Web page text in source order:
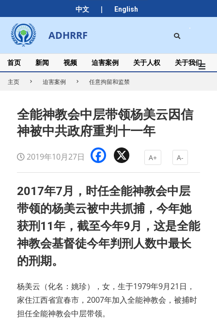
中文 | English
to
content
ADHRRF
Secondary
Navigation
Menu
首页 新闻 视频 迫害案例 关于人权 关于我们
主页 迫害案例 任意拘留和监禁
全能神教会中层带领杨美云因信
神被中共政府重判十一年
2019年10月27日 Facebook A+ A-
2017年7月，时任全能神教会中层
带领的杨美云被中共抓捕，今年她
获刑11年，截至今年9月，这是全能
神教会基督徒今年判刑人数中最长
的刑期。
杨美云（化名：姚珍），女，生于1979年9月21日，
家住江西省宜春市，2007年加入全能神教会，被捕时
担任全能神教会中层带领。